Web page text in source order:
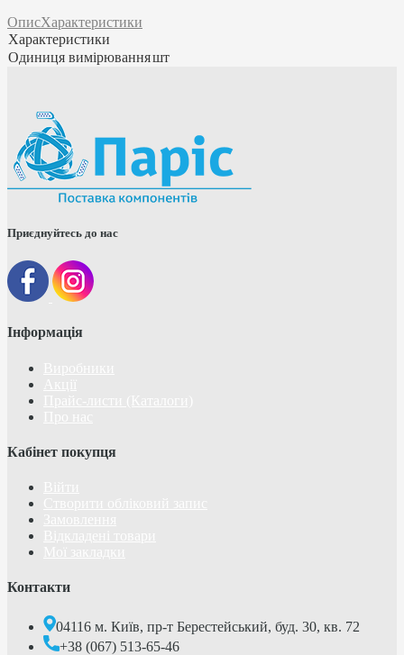
ОписХарактеристики
Характеристики
Одиниця вимірюванняшт
Приєднуйтесь до нас
Інформація
Кабінет покупця
Контакти
04116 м. Київ, пр-т Берестейський, буд. 30, кв. 72
+38 (067) 513-65-46